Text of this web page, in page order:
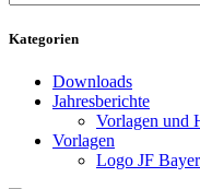
for:
Kategorien
Downloads
Jahresberichte
Vorlagen und
Vorlagen
Logo JF